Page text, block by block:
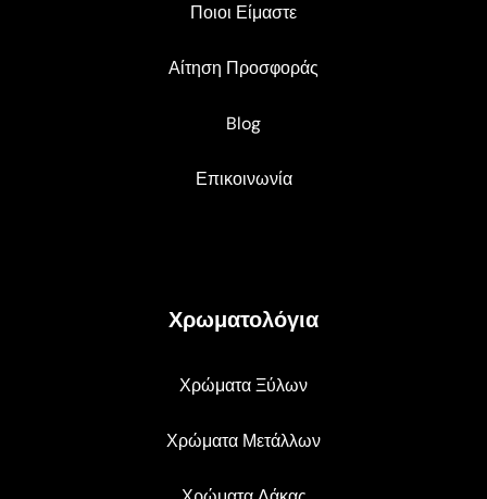
Ποιοι Είμαστε
Αίτηση Προσφοράς
Blog
Επικοινωνία
Χρωματολόγια
Χρώματα Ξύλων
Χρώματα Μετάλλων